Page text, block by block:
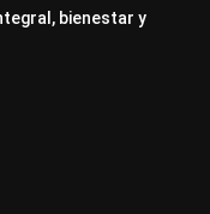
bienestar y